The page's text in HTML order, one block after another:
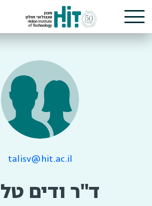
talisv@hit.ac.il
ד"ר ודים